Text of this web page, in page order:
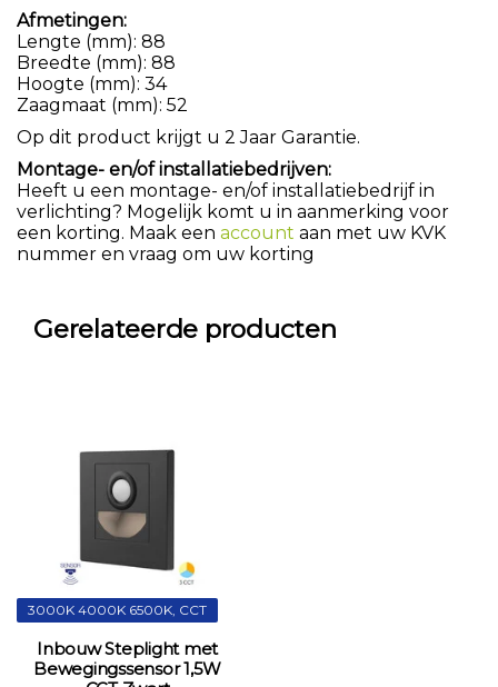
Afmetingen:
Lengte (mm): 88
Breedte (mm): 88
Hoogte (mm): 34
Zaagmaat (mm): 52
Op dit product krijgt u 2 Jaar Garantie.
Montage- en/of installatiebedrijven:
Heeft u een montage- en/of installatiebedrijf in
verlichting? Mogelijk komt u in aanmerking voor
een korting. Maak een account aan met uw KVK
nummer en vraag om uw korting
Gerelateerde producten
3000K 4000K 6500K, CCT
Inbouw Steplight met
Bewegingssensor 1,5W